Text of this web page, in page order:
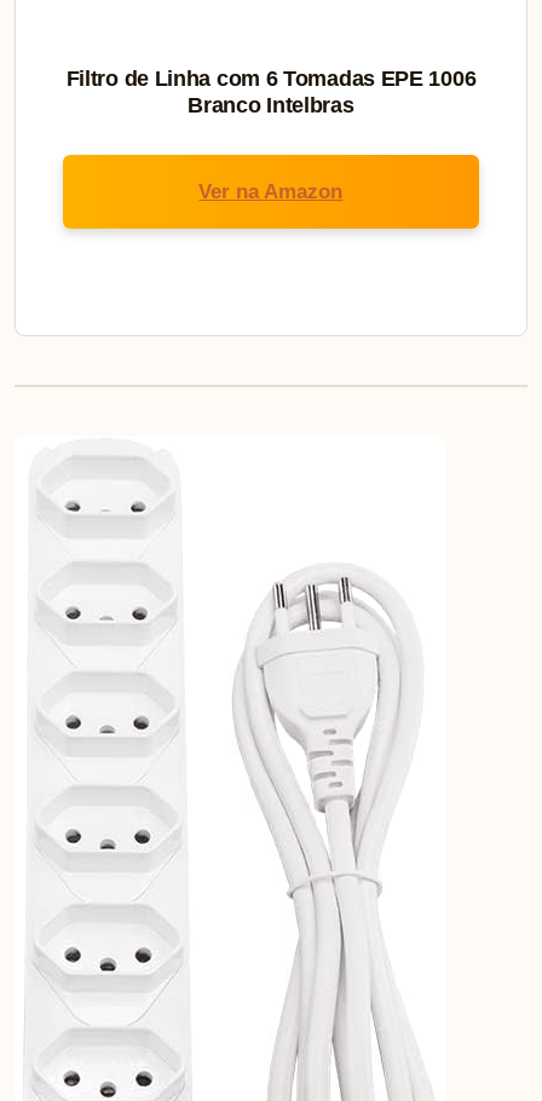
Filtro de Linha com 6 Tomadas EPE 1006
Branco Intelbras
Ver na Amazon